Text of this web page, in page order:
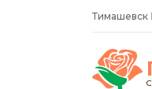
Тимашевск